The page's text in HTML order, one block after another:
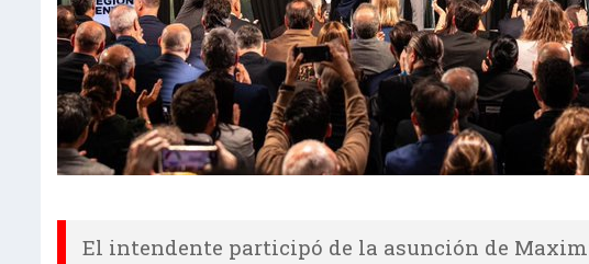
El intendente participó de la asunción de